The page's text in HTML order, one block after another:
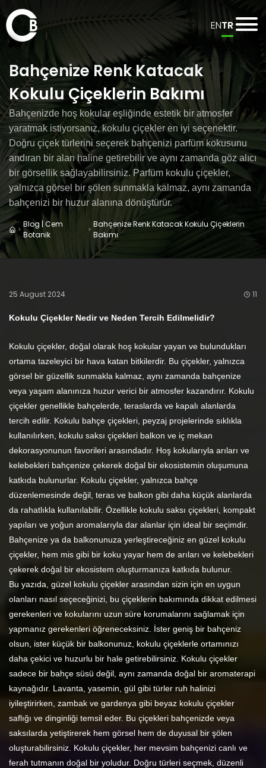
ENTR
Bahçenize Renk Katacak
Kokulu Çiçeklerin Bakımı
Bahçenizde hoş kokular eşliğinde estetik bir atmosfer
yaratmak istiyorsanız, kokulu çiçekler en iyi seçenektir.
Doğru çiçek türlerini seçerek bahçenizi parfüm kokusunu
andıran bir alan haline getirebilir ve aynı zamanda göz alıcı
bir görsellik sağlayabilirsiniz. Parfüm kokulu çiçekler,
yalnızca görsel bir şölen sunmakla kalmaz, aynı zamanda
bahçenizi bir huzur alanına dönüştürür.
Blog | Cem
Botanik
Bahçenize Renk Katacak Kokulu Çiçeklerin
Bakımı
25 August 2024 11
Kokulu Çiçekler Nedir ve Neden Tercih Edilmelidir?
Kokulu çiçekler, doğal olarak hoş kokular yayan ve bulundukları
ortama tazeleyici bir hava katan bitkilerdir. Bu çiçekler, yalnızca
görsel bir güzellik sunmakla kalmaz, aynı zamanda bahçenize
veya yaşam alanınıza huzur verici bir atmosfer kazandırır. Kokulu
çiçekler genellikle bahçelerde, teraslarda ve kapalı alanlarda
tercih edilir. Kokulu bahçe çiçekleri, peyzaj projelerinde sıklıkla
kullanılırken, kokulu saksı çiçekleri balkon ve iç mekan
dekorasyonunun favorileri arasındadır. Hoş kokularıyla arıları ve
kelebekleri bahçenize çekerek doğal bir ekosistemin oluşumuna
katkıda bulunurlar. Kokulu çiçekler, yalnızca bahçe
düzenlemesinde değil, teras ve balkon gibi daha küçük alanlarda
da rahatlıkla kullanılabilir. Özellikle kokulu saksı çiçekleri, kompakt
yapıları ve yoğun aromalarıyla dar alanlar için ideal bir seçimdir.
Bahçenize ya da balkonunuza yerleştireceğiniz en güzel kokulu
çiçekler, hem mis gibi bir koku yayar hem de arıları ve kelebekleri
çekerek doğal bir ekosistem oluşturmanıza katkıda bulunur.
Bu yazıda, güzel kokulu çiçekler arasından sizin için en uygun
olanları nasıl seçeceğinizi, bu çiçeklerin bakımında dikkat edilmesi
gerekenleri ve kokularını uzun süre korumalarını sağlamak için
yapmanız gerekenleri öğreneceksiniz. İster geniş bir bahçeniz
olsun, ister küçük bir balkonunuz, kokulu çiçeklerle ortamınızı
daha çekici ve huzurlu bir hale getirebilirsiniz. Kokulu çiçekler
sadece bir bahçe süsü değil, aynı zamanda doğal bir aromaterapi
kaynağıdır. Lavanta, yasemin, gül gibi türler ruh halinizi
iyileştirirken, zambak ve gardenya gibi beyaz kokulu çiçekler
saflığı ve dinginliği temsil eder. Bu çiçekleri bahçenizde veya
saksılarda yetiştirerek hem görsel hem de duyusal bir şölen
oluşturabilirsiniz. Kokulu çiçekler, her mevsim bahçenizi canlı ve
ferah tutmanın doğal bir yoludur. Doğru türleri seçmek, düzenli